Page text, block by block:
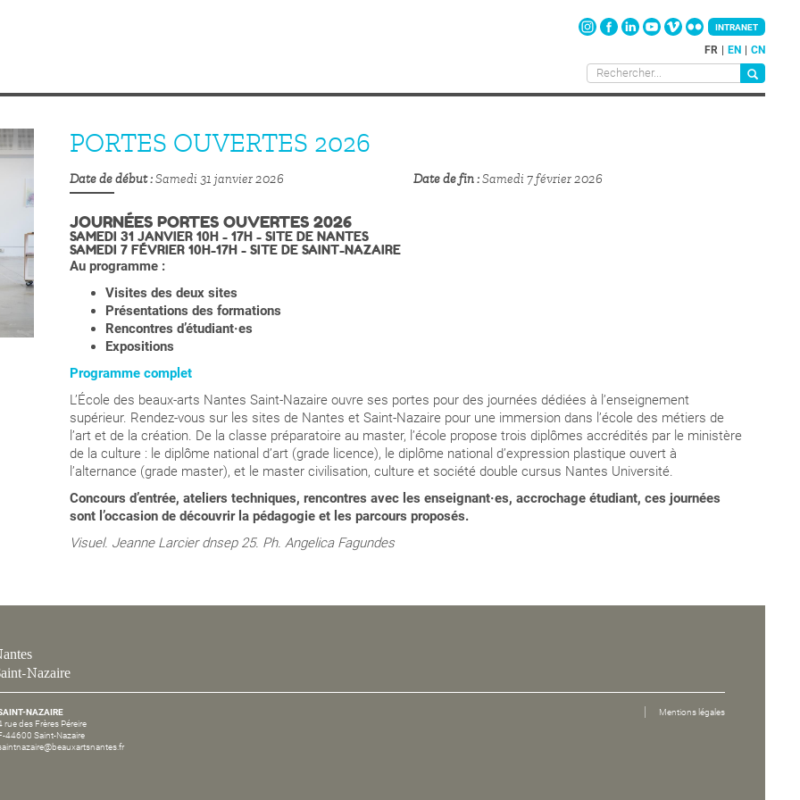
FR EN CN
INTRANET
PORTES OUVERTES 2026
Date de début Samedi 31 janvier 2026 Date de fin Samedi 7 février 2026
JOURNÉES PORTES OUVERTES 2026
SAMEDI 31 JANVIER 10H - 17H - SITE DE NANTES
SAMEDI 7 FÉVRIER 10H-17H - SITE DE SAINT-NAZAIRE
Au programme :
Visites des deux sites
Présentations des formations
Rencontres d’étudiant·es
Expositions
Programme complet
L’École des beaux-arts Nantes Saint-Nazaire ouvre ses portes pour des journées dédiées à l’enseignement
supérieur. Rendez-vous sur les sites de Nantes et Saint-Nazaire pour une immersion dans l’école des métiers de
l’art et de la création. De la classe préparatoire au master, l’école propose trois diplômes accrédités par le ministère
de la culture : le diplôme national d’art (grade licence), le diplôme national d’expression plastique ouvert à
l’alternance (grade master), et le master civilisation, culture et société double cursus Nantes Université.
Concours d’entrée, ateliers techniques, rencontres avec les enseignant·es, accrochage étudiant, ces journées
sont l’occasion de découvrir la pédagogie et les parcours proposés.
Visuel. Jeanne Larcier dnsep 25. Ph. Angelica Fagundes
Nazaire
NAZAIRE
rue des Frères Péreire
44600 Saint-Nazaire
Mentions légales